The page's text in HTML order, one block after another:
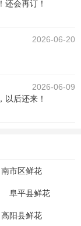
还会再订！
2026-06-20
2026-06-09
以后还来！
南市区鲜花
阜平县鲜花
高阳县鲜花